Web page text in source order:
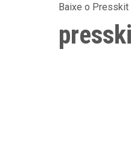
Baixe o Presskit